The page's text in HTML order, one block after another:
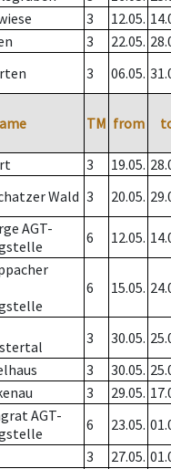
3 12.05.
3 22.05.
3 06.05.
TM from
3 19.05.
Wald 3 20.05.
AGT-
6 12.05.
6 15.05.
3 30.05.
3 30.05.
3 29.05.
AGT-
6 23.05.
3 27.05.